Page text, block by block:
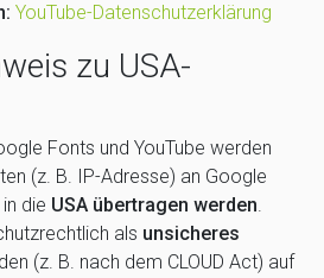
YouTube-Datenschutzerklärung
zu USA-
Fonts und YouTube werden
(z. B. IP-Adresse) an Google
die USA übertragen werden.
als unsicheres
(z. B. nach dem CLOUD Act) auf